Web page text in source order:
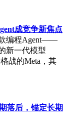
成竞争新焦点
款编程Agent——
新一代模型
战的Meta，其
落后，锚定长期